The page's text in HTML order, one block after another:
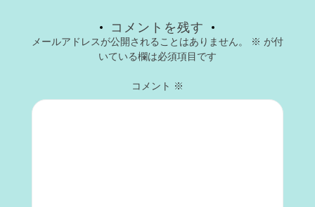
コメントを残す
メールアドレスが公開されることはありません。 ※ が付
いている欄は必須項目です
コメント ※